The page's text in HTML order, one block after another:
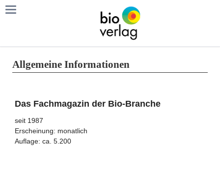
Allgemeine Informationen
Das Fachmagazin der Bio-Branche
seit 1987
Erscheinung: monatlich
Auflage: ca. 5.200